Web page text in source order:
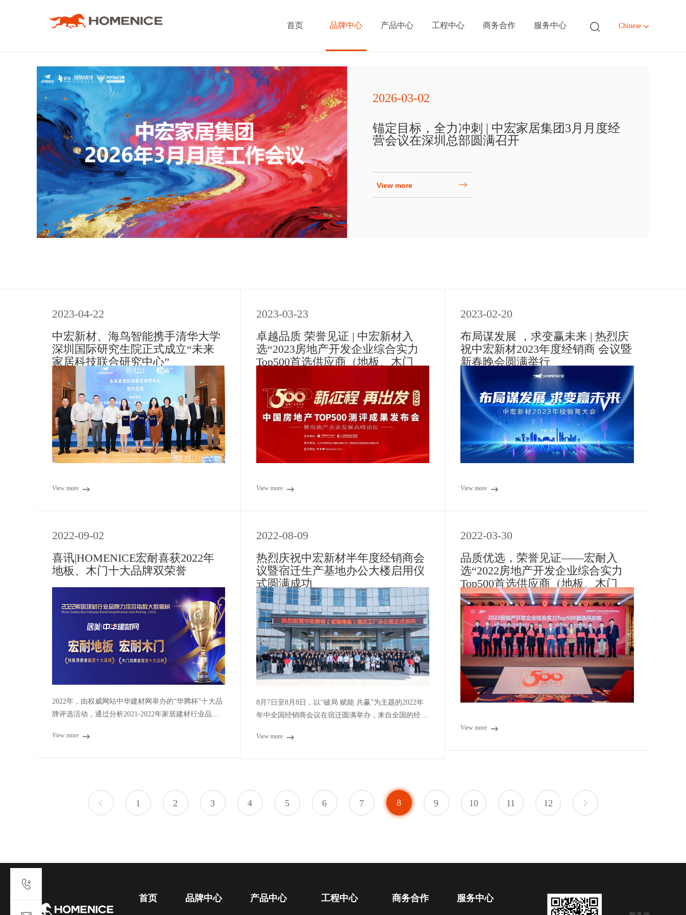
首页 品牌中心
Brand Center
品牌介绍
人才招聘
品牌资讯
产品中心
地墙门一体化
木门
工程中心
Brand Center
工程服务体系
工程案例
战略合作伙伴
商务合作
Brand Center
渠道合作
工程合作
服务中心
Brand Center
联系我们
意见反馈
下载中心
宏耐邮箱
Chinese
2026-03-02
锚定目标，全力冲刺 | 中宏家居集团3月月度经
营会议在深圳总部圆满召开
View more
2023-04-22
中宏新材、海鸟智能携手清华大学
深圳国际研究生院正式成立“未来
家居科技联合研究中心”
View more
2023-03-23
卓越品质 荣誉见证 | 中宏新材入
选“2023房地产开发企业综合实力
Top500首选供应商（地板、木门
View more
2023-02-20
布局谋发展 ，求变赢未来 | 热烈庆
祝中宏新材2023年度经销商 会议暨
新春晚会圆满举行
View more
2022-09-02
喜讯|HOMENICE宏耐喜获2022年
地板、木门十大品牌双荣誉
2022年，由权威网站中华建材网举办的“华腾杯”十大品
牌评选活动，通过分析2021-2022年家居建材行业品牌
View more
2022-08-09
热烈庆祝中宏新材半年度经销商会
议暨宿迁生产基地办公大楼启用仪
式圆满成功
8月7日至8月8日，以“破局 赋能 共赢”为主题的2022年
年中全国经销商会议在宿迁圆满举办，来自全国的经销
迁生产基地办公大楼落成启用仪式。
View more
2022-03-30
品质优选，荣誉见证——宏耐入
选“2022房地产开发企业综合实力
Top500首选供应商（地板、木门
类）”
View more
1 2 3 4 5 6 7 8 9 10 11 12
首页 品牌中心 产品中心 工程中心 商务合作 服务中心